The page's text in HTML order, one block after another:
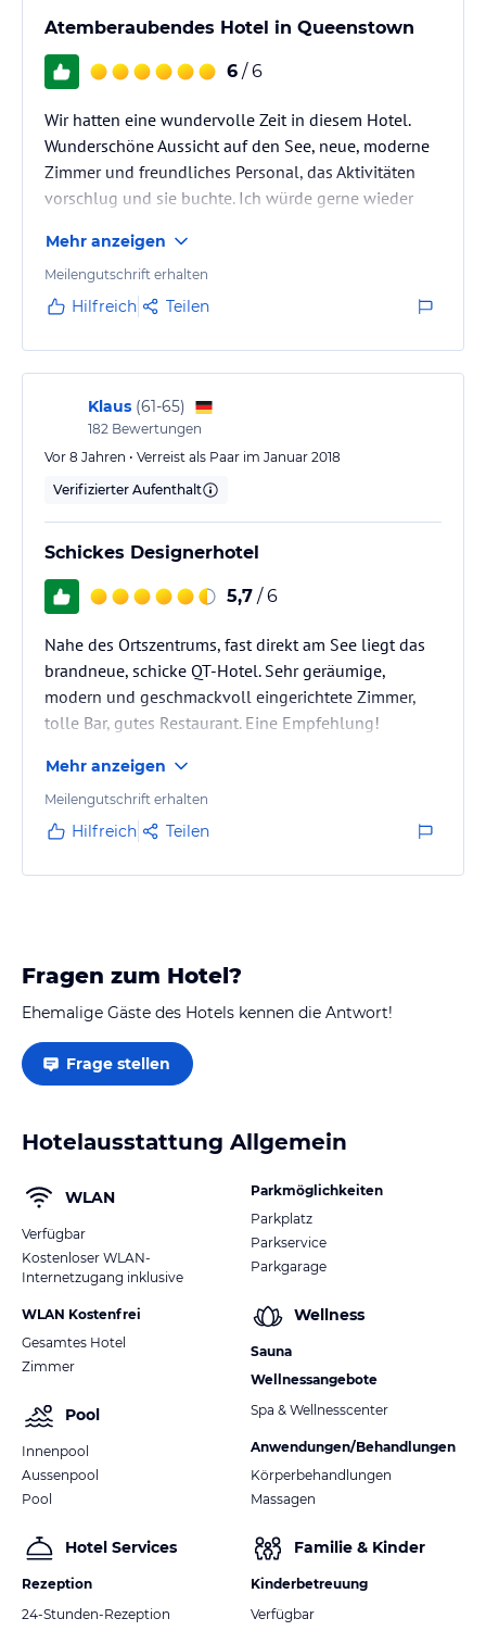
Atemberaubendes Hotel in Queenstown
6 / 6
Wir hatten eine wundervolle Zeit in diesem Hotel.
Wunderschöne Aussicht auf den See, neue, moderne
Zimmer und freundliches Personal, das Aktivitäten
vorschlug und sie buchte. Ich würde gerne wieder
Queenstown bin!
Mehr anzeigen
Meilengutschrift erhalten
Hilfreich Teilen
Klaus (61-65)
182 Bewertungen
Vor 8 Jahren • Verreist als Paar im Januar 2018
Verifizierter Aufenthalt
Schickes Designerhotel
5,7 / 6
Nahe des Ortszentrums, fast direkt am See liegt das
brandneue, schicke QT-Hotel. Sehr geräumige,
modern und geschmackvoll eingerichtete Zimmer,
tolle Bar, gutes Restaurant. Eine Empfehlung!
Mehr anzeigen
Meilengutschrift erhalten
Hilfreich Teilen
Fragen zum Hotel?
Ehemalige Gäste des Hotels kennen die Antwort!
Frage stellen
Hotelausstattung Allgemein
WLAN
Verfügbar
Kostenloser WLAN-
Internetzugang inklusive
WLAN Kostenfrei
Gesamtes Hotel
Zimmer
Pool
Innenpool
Aussenpool
Pool
Hotel Services
Rezeption
24-Stunden-Rezeption
Parkmöglichkeiten
Parkplatz
Parkservice
Parkgarage
Wellness
Sauna
Wellnessangebote
Spa & Wellnesscenter
Anwendungen/Behandlungen
Körperbehandlungen
Massagen
Familie & Kinder
Kinderbetreuung
Verfügbar